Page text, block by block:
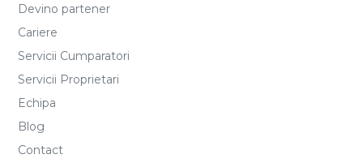
Devino partener
Cariere
Servicii Cumparatori
Servicii Proprietari
Echipa
Blog
Contact